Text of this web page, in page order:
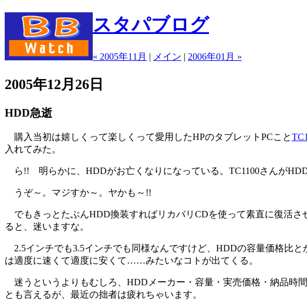
スタパブログ
« 2005年11月 | メイン | 2006年01月 »
2005年12月26日
HDD急逝
購入当初は嬉しくって楽しくって愛用したHPのタブレットPCこと
入れてみた。
ら!! 明らかに、HDDがお亡くなりになっている。TC1100さんが
うぞ～。マジすか～。ヤかも～!!
でもきっとたぶんHDD換装すればリカバリCDを使って素直に復活
ると、迷いますな。
2.5インチでも3.5インチでも同様なんですけど、HDDの容量価格比
は適度に速くて適度に安くて……みたいなコトが出てくる。
迷うというよりもむしろ、HDDメーカー・容量・実売価格・納品時
とも言えるが、最近の拙者は疲れちゃいます。